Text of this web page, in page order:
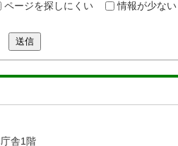
ページを探しにくい 情報が少ない
送信
舎1階